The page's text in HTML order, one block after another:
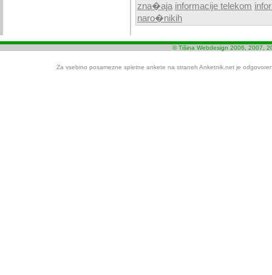
zna�aja informacije telekom
naro�nikih
© Tišina Webdesign 2006, 2007,
Za vsebino posamezne spletne ankete na straneh Anketnik.net je